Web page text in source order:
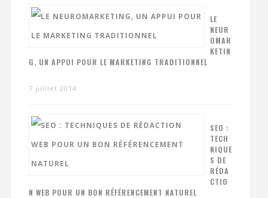
LE
NEUR
OMAR
KETIN
G, UN APPUI POUR LE MARKETING TRADITIONNEL
7 juillet 2014
SEO :
TECH
NIQUE
S DE
RÉDA
CTIO
N WEB POUR UN BON RÉFÉRENCEMENT NATUREL